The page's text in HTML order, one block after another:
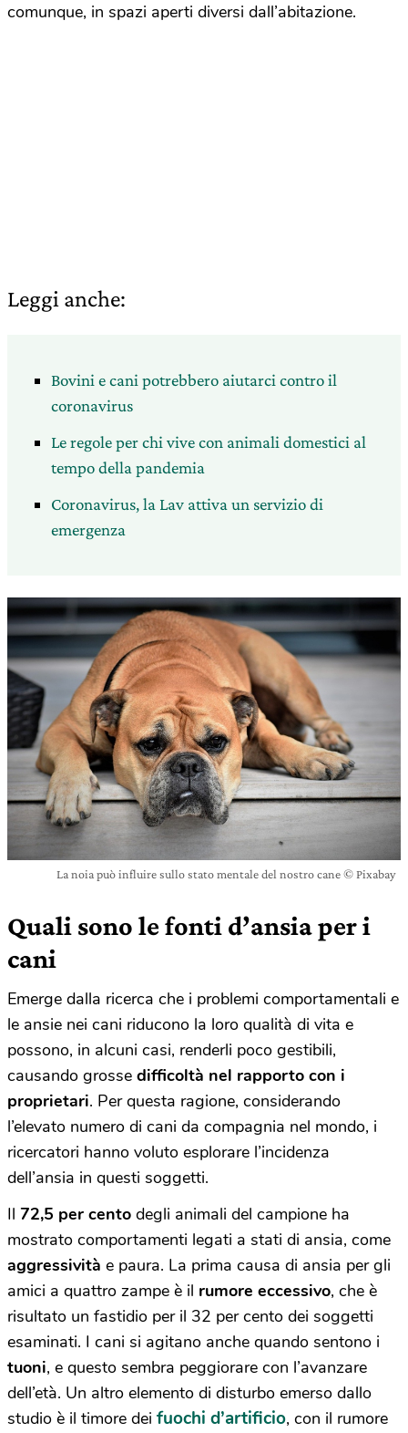
comunque, in spazi aperti diversi dall’abitazione.
Leggi anche:
Bovini e cani potrebbero aiutarci contro il
coronavirus
Le regole per chi vive con animali domestici al
tempo della pandemia
Coronavirus, la Lav attiva un servizio di
emergenza
La noia può influire sullo stato mentale del nostro cane © Pixabay
Quali sono le fonti d’ansia per i
cani
Emerge dalla ricerca che i problemi comportamentali e
le ansie nei cani riducono la loro qualità di vita e
possono, in alcuni casi, renderli poco gestibili,
causando grosse difficoltà nel rapporto con i
proprietari. Per questa ragione, considerando
l’elevato numero di cani da compagnia nel mondo, i
ricercatori hanno voluto esplorare l’incidenza
dell’ansia in questi soggetti.
Il 72,5 per cento degli animali del campione ha
mostrato comportamenti legati a stati di ansia, come
aggressività e paura. La prima causa di ansia per gli
amici a quattro zampe è il rumore eccessivo, che è
risultato un fastidio per il 32 per cento dei soggetti
esaminati. I cani si agitano anche quando sentono i
tuoni, e questo sembra peggiorare con l’avanzare
dell’età. Un altro elemento di disturbo emerso dallo
studio è il timore dei fuochi d’artificio, con il rumore